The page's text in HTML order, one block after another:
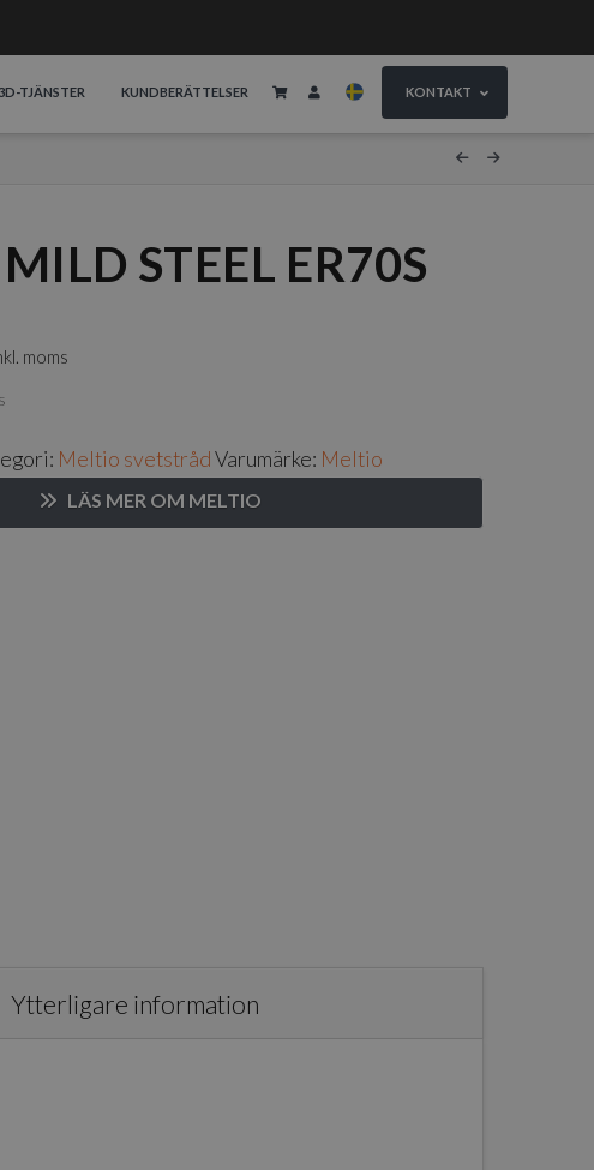
3D-TJÄNSTER KUNDBERÄTTELSER KONTAKT
STEEL ER70S
moms
Meltio svetstråd Varumärke: Meltio
LÄS MER OM MELTIO
Ytterligare information